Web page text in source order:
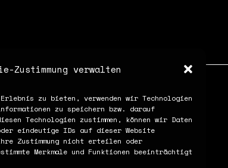
Zustimmung verwalten
zu bieten, verwenden wir Technologien
zu speichern bzw. darauf
Technologien zustimmen, können wir Daten
eindeutige IDs auf dieser Website
Zustimmung nicht erteilen oder
Merkmale und Funktionen beeinträchtigt